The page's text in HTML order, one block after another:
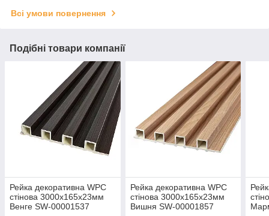
Всі умови повернення
Подібні товари компанії
Рейка декоративна WPC
стінова 3000х165х23мм
Венге SW-00001537
Рейка декоративна WPC
стінова 3000х165х23мм
Вишня SW-00001857